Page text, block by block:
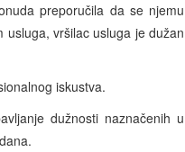
preporučila da se njemu
vršilac usluga je dužan
iskustva.
dužnosti naznačenih u